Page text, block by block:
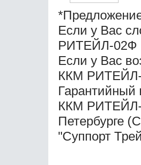
Если у Вас
РИТЕЙЛ-02Ф
Если у Вас
ККМ РИТЕЙЛ-
Гарантийный
ККМ РИТЕЙЛ-
Петербурге
"Суппорт